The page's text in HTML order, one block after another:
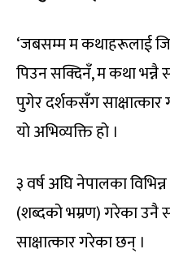
‘जबसम्म म कथाहरूलाई
पिउन सक्दिनँ, म कथा भन्नै
पुगेर दर्शकसँग साक्षात्कार
यो अभिव्यक्ति हो ।
३ वर्ष अघि नेपालका
(शब्दको भम्रण) गरेका उनै
साक्षात्कार गरेका छन् ।